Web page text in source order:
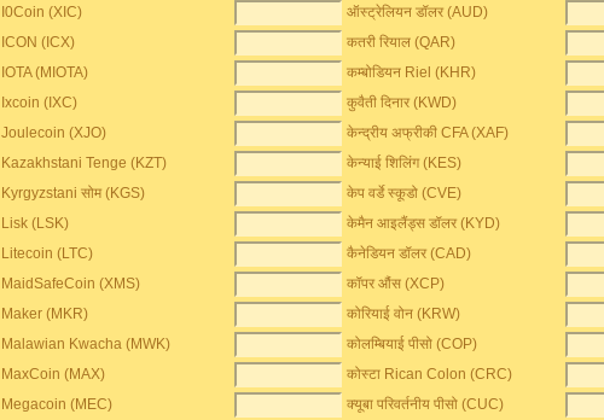
I0Coin (XIC)
ऑस्ट्रेलियन डॉलर (AUD)
ICON (ICX)
कतरी रियाल (QAR)
IOTA (MIOTA)
कम्बोडियन Riel (KHR)
Ixcoin (IXC)
कुवैती दिनार (KWD)
Joulecoin (XJO)
केन्द्रीय अफ्रीकी CFA (XAF)
Kazakhstani Tenge (KZT)
केन्याई शिलिंग (KES)
Kyrgyzstani सोम (KGS)
केप वर्डे स्कूडो (CVE)
Lisk (LSK)
केमैन आइलैंड्स डॉलर (KYD)
Litecoin (LTC)
कैनेडियन डॉलर (CAD)
MaidSafeCoin (XMS)
कॉपर औंस (XCP)
Maker (MKR)
कोरियाई वोन (KRW)
Malawian Kwacha (MWK)
कोलम्बियाई पीसो (COP)
MaxCoin (MAX)
कोस्टा Rican Colon (CRC)
Megacoin (MEC)
क्यूबा परिवर्तनीय पीसो (CUC)